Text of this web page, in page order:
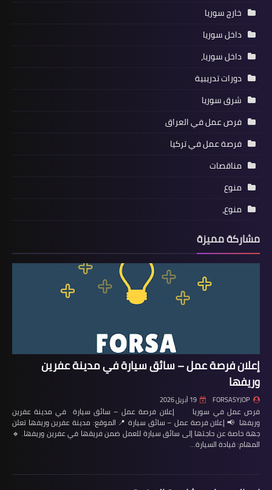
خارج سوريا
داخل سوريا
داخل سوريا،
دورات تدريبية
شرق سوريا
فرص عمل في العراق
فرصة عمل في تركيا
مناقصات
منوع
منوع،
مشاركة مميزة
إعلان فرصة عمل – سائق سيارة في مدينة عفرين
وريفها
FORSASYJOP 19 أبريل 2026
فرص عمل في سوريا إعلان فرصة عمل – سائق سيارة في مدينة عفرين
وريفها 📢 إعلان فرصة عمل – سائق سيارة 📍 الموقع: مدينة عفرين وريفها تعلن
جهة خاصة عن حاجتها إلى سائق سيارة للعمل ضمن فريقها في عفرين وريفها. 🔹
المهام: قيادة السيارة…